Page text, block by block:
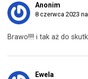
Anonim
8 czerwca 2023
Brawo!!!! i tak aż do
Ewela